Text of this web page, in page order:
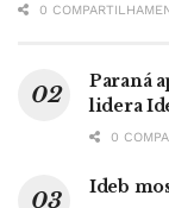
0
Paraná
lidera
0
Ideb